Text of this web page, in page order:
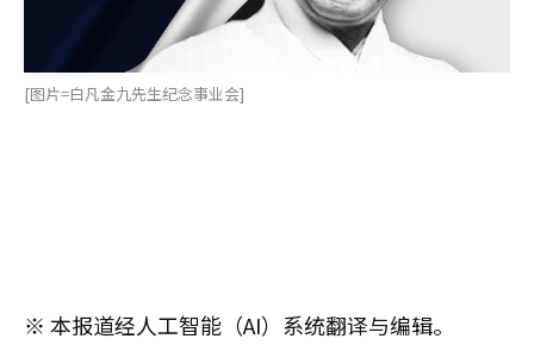
[图片=白凡金九先生纪念事业会]
※ 本报道经人工智能（AI）系统翻译与编辑。